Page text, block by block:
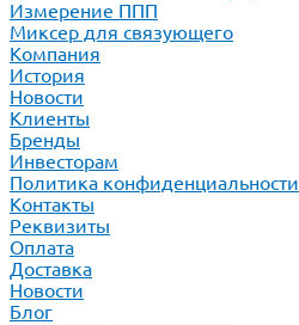
Измерение ППП
Миксер для связующего
Компания
История
Новости
Клиенты
Бренды
Инвесторам
Политика конфиденциальности
Контакты
Реквизиты
Оплата
Доставка
Новости
Блог